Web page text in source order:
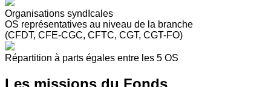
Organisations syndIcales
OS représentatives au niveau de la branche
(CFDT, CFE-CGC, CFTC, CGT, CGT-FO)
Répartition à parts égales entre les 5 OS
Les missions du Fonds